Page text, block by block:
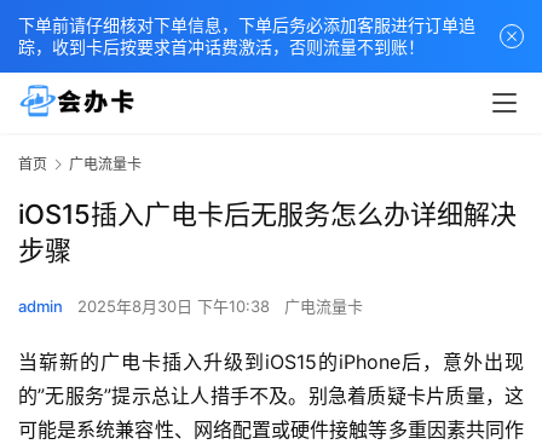
首页 广电流量卡
iOS15插入广电卡后无服务怎么办详细解决
步骤
admin 2025年8月30日 下午10:38 广电流量卡
当崭新的广电卡插入升级到iOS15的iPhone后，意外出现
的”无服务”提示总让人措手不及。别急着质疑卡片质量，这
可能是系统兼容性、网络配置或硬件接触等多重因素共同作
下单前请仔细核对下单信息，下单后务必添加客服进行订单追
踪，收到卡后按要求首冲话费激活，否则流量不到账！